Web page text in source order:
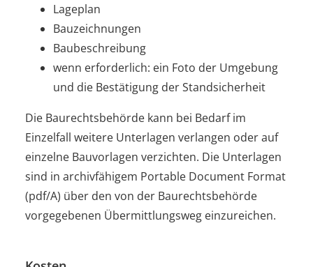
Lageplan
Bauzeichnungen
Baubeschreibung
wenn erforderlich: ein Foto der Umgebung
und die Bestätigung der Standsicherheit
Die Baurechtsbehörde kann bei Bedarf im
Einzelfall weitere Unterlagen verlangen oder auf
einzelne Bauvorlagen verzichten. Die Unterlagen
sind in archivfähigem Portable Document Format
(pdf/A) über den von der Baurechtsbehörde
vorgegebenen Übermittlungsweg einzureichen.